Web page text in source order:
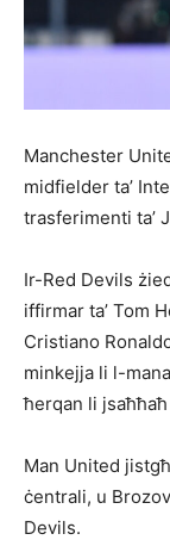
Manchester
midfielder ta’
trasferimenti ta’
Ir-Red Devils
iffirmar ta’ Tom
Cristiano
minkejja li l-
ħerqan li
Man United
ċentrali, u
Devils.